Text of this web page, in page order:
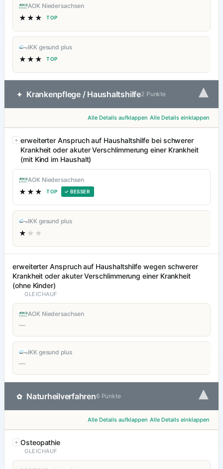
AOK Niedersachsen
★★★ TOP
IKK gesund plus
★★★ TOP
✦ Krankenpflege / Haushaltshilfe2 Punkte ▾
Alle Details aufklappen Alle Details einklappen
erweiterter Anspruch auf Haushaltshilfe bei schwerer
Krankheit oder akuter Verschlimmerung einer Krankheit
(mit Kind im Haushalt)
AOK Niedersachsen
★★★ TOP ✓ BESSER
IKK gesund plus
★ ★★
erweiterter Anspruch auf Haushaltshilfe wegen schwerer
Krankheit oder akuter Verschlimmerung einer Krankheit
(ohne Kinder)
GLEICHAUF
AOK Niedersachsen
—
IKK gesund plus
—
✿ Naturheilverfahren6 Punkte ▾
Alle Details aufklappen Alle Details einklappen
Osteopathie
GLEICHAUF